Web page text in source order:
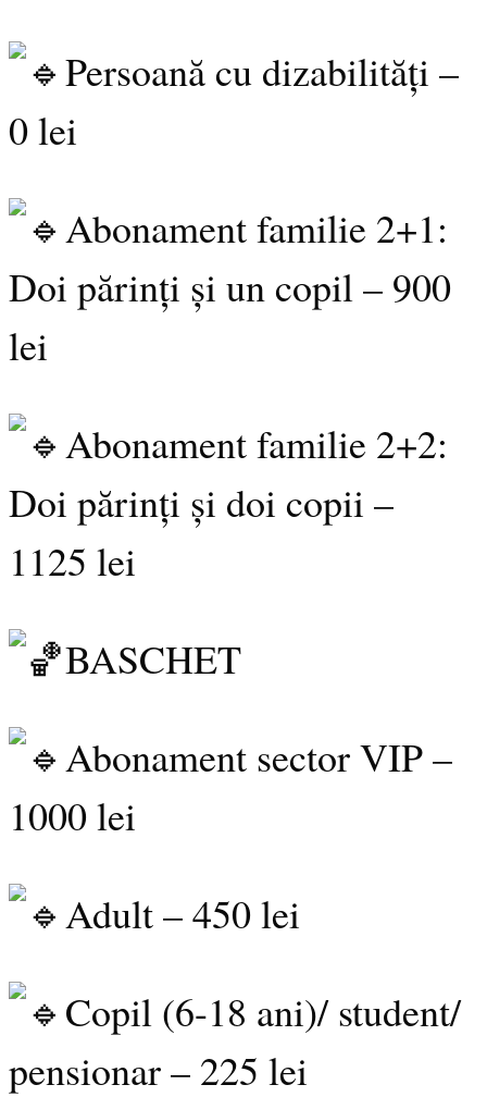
Persoană cu dizabilități –
0 lei
Abonament familie 2+1:
Doi părinți și un copil – 900
lei
Abonament familie 2+2:
Doi părinți și doi copii –
1125 lei
BASCHET
Abonament sector VIP –
1000 lei
Adult – 450 lei
Copil (6-18 ani)/ student/
pensionar – 225 lei